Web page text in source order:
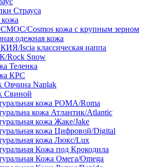
Страуса
Cosmos кожа с крупным зерном
одежная кожа
Iscia классическая наппа
Rock Snow
Теленка
КРС
Овчина Naplak
Свиной
кожа РОМА/Roma
кожа Атлантик/Atlantic
кожа Жаке/Jake
кожа Цифровой/Digital
кожа Люкс/Lux
Кожа под Крокодила
Кожа Омега/Omega